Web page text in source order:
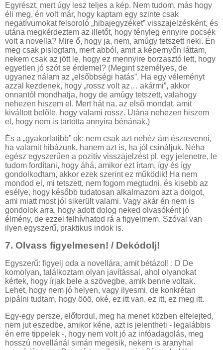
Egyrészt, mert úgy lesz teljes a kép. Nem tudom, más hogy
éli meg, én volt már, hogy kaptam egy szinte csak
negatívumokat felsoroló „hibajegyzéket” visszajelzésként, és
utána megkérdeztem az illetőt, hogy tényleg ennyire pocsék
volt a novella? Mire ő, hogy ja, nem, amúgy tetszett neki. Én
meg csak pislogtam, mert abból, amit a képernyőn láttam,
nekem csak az jött le, hogy ez mennyire borzasztó lett, hogy
egyetlen jó szót se érdemel? (Megint személyes, de
ugyanez nálam az „elsőbbségi hatás”. Ha egy véleményt
azzal kezdenek, hogy „rossz volt az… akármi”, akkor
onnantól mondhatja, hogy de amúgy tetszett, valahogy
nehezen hiszem el. Mert hát na, az első mondat, amit
kiváltott belőle, hogy valami rossz. Utána nehezen hiszem
el, hogy nem is tartotta annyira bénának.)
És a „gyakorlatibb” ok: nem csak azt nehéz ám észrevenni,
ha valamit hibázunk, hanem azt is, ha jól csináljuk. Néha
egész egyszerűen a pozitív visszajelzést pl. egy jelenetre, le
tudom fordítani, hogy áhá, amikor ezt írtam, így és így
gondolkodtam, akkor ezek szerint ez működik! Ha nem
mondod el, mi tetszett, nem fogom megtudni, és kisebb az
esélye, hogy később tudatosan alkalmazom azt a dolgot,
ami miatt most jól sikerült valami. Vagy akár én nem is
gondolok arra, hogy adott dolog neked olvasóként jó
élmény, de ezzel felhívhatod rá a figyelmem. Szóval van
ilyen egyszerű, praktikus indok is.
7. Olvass figyelmesen! / Dekódolj!
Egyszerű: figyelj oda a novellára, amit bétázol! : D De
komolyan, találkoztam olyan javítással, ahol olyanokat
kértek, hogy írjak bele a szövegbe, amik benne voltak.
Lehet, hogy nem jó helyen, vagy ilyesmi, de konkrétan
pipálni tudtam, hogy ööö, oké, ez itt van, ez itt, ez meg itt.
Egy-egy persze, előfordul, meg ha menet közben elfelejted,
nem jut eszedbe, amikor kéne, azt is jelentheti - legalábbis
én erre tippelek -, hogy nem volt jó az infóadagolás, meg
hosszú novellánál simán megesik, nekem is aranyhal